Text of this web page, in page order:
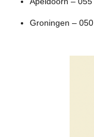
Groningen – 050